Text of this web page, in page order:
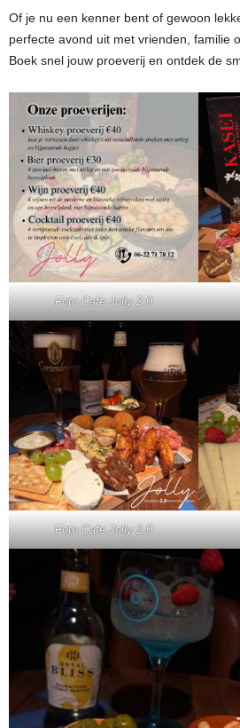
Of je nu een kenner bent of gewoon
perfecte avond uit met vrienden, familie
Boek snel jouw proeverij en ontdek de
Foto Cafe Jolly 2.0
Foto Cafe Jolly 2.0